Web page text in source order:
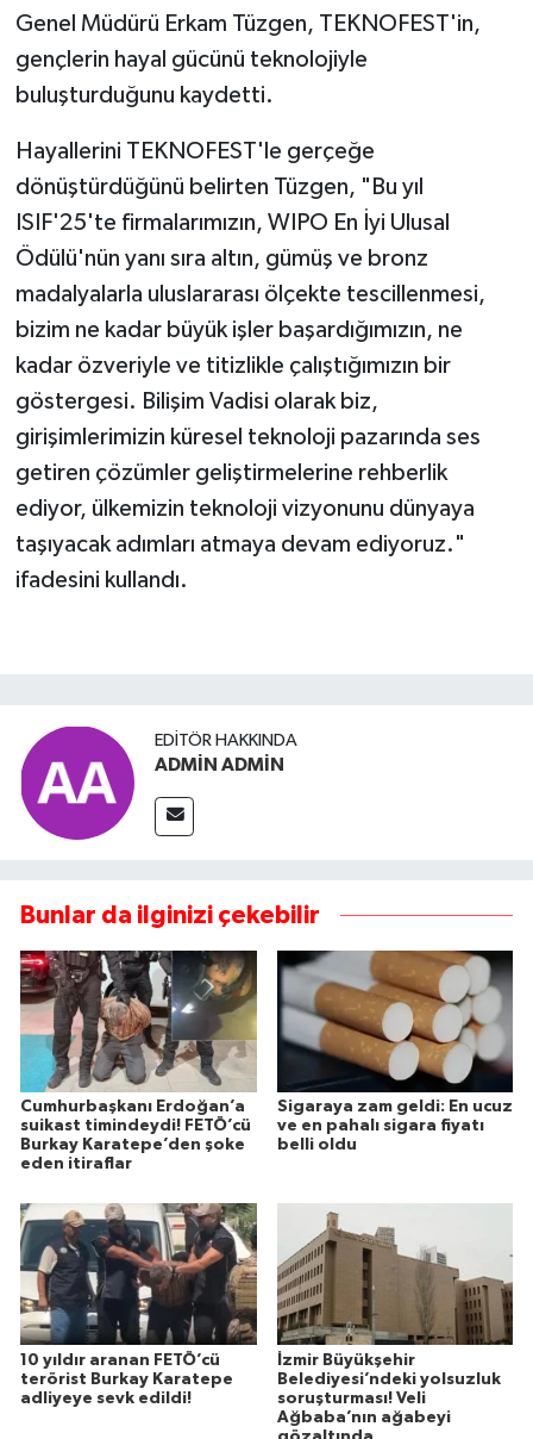
Genel Müdürü Erkam Tüzgen, TEKNOFEST'in,
gençlerin hayal gücünü teknolojiyle
buluşturduğunu kaydetti.
Hayallerini TEKNOFEST'le gerçeğe
dönüştürdüğünü belirten Tüzgen, "Bu yıl
ISIF'25'te firmalarımızın, WIPO En İyi Ulusal
Ödülü'nün yanı sıra altın, gümüş ve bronz
madalyalarla uluslararası ölçekte tescillenmesi,
bizim ne kadar büyük işler başardığımızın, ne
kadar özveriyle ve titizlikle çalıştığımızın bir
göstergesi. Bilişim Vadisi olarak biz,
girişimlerimizin küresel teknoloji pazarında ses
getiren çözümler geliştirmelerine rehberlik
ediyor, ülkemizin teknoloji vizyonunu dünyaya
taşıyacak adımları atmaya devam ediyoruz."
ifadesini kullandı.
EDITÖR HAKKINDA
ADMİN ADMİN
Bunlar da ilginizi çekebilir
Cumhurbaşkanı Erdoğan’a
suikast timindeydi! FETÖ’cü
Burkay Karatepe’den şoke
eden itiraflar
Sigaraya zam geldi: En ucuz
ve en pahalı sigara fiyatı
belli oldu
10 yıldır aranan FETÖ’cü
terörist Burkay Karatepe
adliyeye sevk edildi!
İzmir Büyükşehir
Belediyesi’ndeki yolsuzluk
soruşturması! Veli
Ağbaba’nın ağabeyi